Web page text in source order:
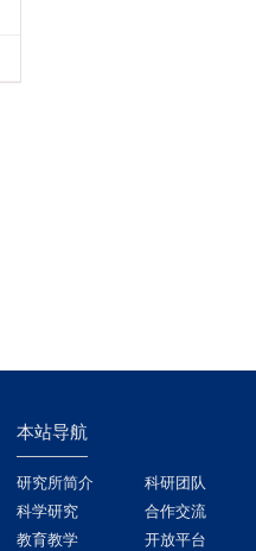
本站导航
研究所简介
科研团队
科学研究
合作交流
教育教学
开放平台